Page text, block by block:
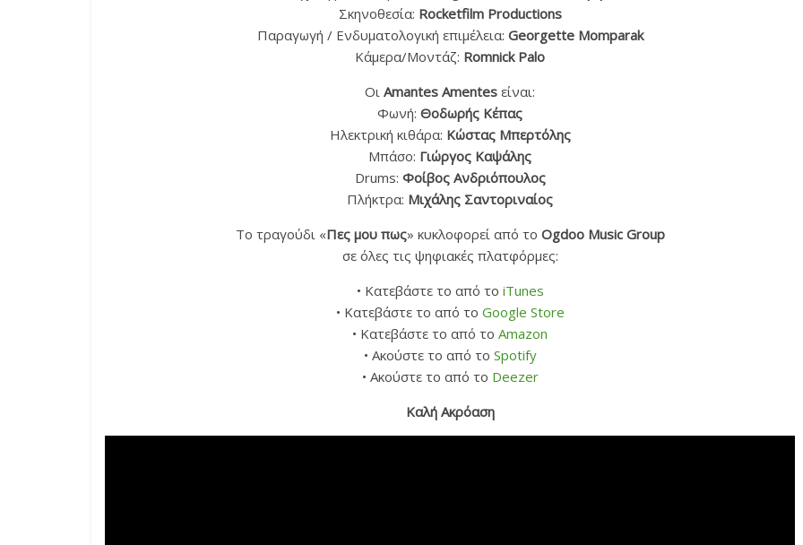
Σκηνοθεσία: Rocketfilm Productions
Παραγωγή / Ενδυματολογική επιμέλεια: Georgette Momparak
Κάμερα/Μοντάζ: Romnick Palo
Oι Amantes Amentes είναι:
Φωνή: Θοδωρής Κέπας
Ηλεκτρική κιθάρα: Κώστας Μπερτόλης
Μπάσο: Γιώργος Καψάλης
Drums: Φοίβος Ανδριόπουλος
Πλήκτρα: Μιχάλης Σαντοριναίος
Το τραγούδι «Πες μου πως» κυκλοφορεί από το Ogdoo Music Group
σε όλες τις ψηφιακές πλατφόρμες:
• Κατεβάστε το από το iTunes
• Κατεβάστε το από το Google Store
• Κατεβάστε το από το Amazon
• Ακούστε το από το Spotify
• Ακούστε το από το Deezer
Καλή Ακρόαση